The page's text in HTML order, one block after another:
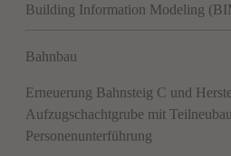
Building Information Modeling
Bahnbau
Erneuerung Bahnsteig C und
Aufzugschachtgrube mit
Personenunterführung